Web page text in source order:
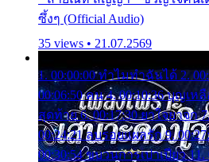
ซึ้งๆ (Official Audio)
35 views • 21.07.2569
1. 00:00:00 ทำไมทำฉันได้ 2.
00:06:50 คน 4. 00:10:36 บุญเห
สุดท้าย 6. 00:17:30 ยาใจยาจก
00:24:21 ลบรอยแผลรัก 9.
00:30:54 ขบวนการเปาเปียว